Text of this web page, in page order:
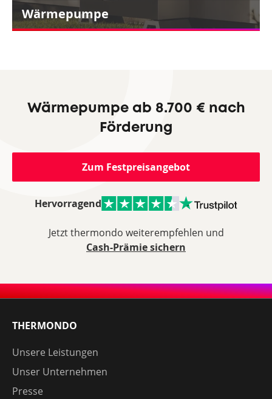
Wärmepumpe
Wärmepumpe ab 8.700 € nach
Förderung
Zum Festpreisangebot
Hervorragend
Jetzt thermondo weiterempfehlen und
Cash-Prämie sichern
THERMONDO
Unsere Leistungen
Unser Unternehmen
Presse